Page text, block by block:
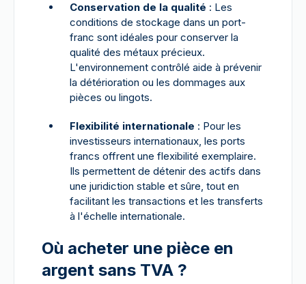
Conservation de la qualité : Les
conditions de stockage dans un port-
franc sont idéales pour conserver la
qualité des métaux précieux.
L'environnement contrôlé aide à prévenir
la détérioration ou les dommages aux
pièces ou lingots.
Flexibilité internationale : Pour les
investisseurs internationaux, les ports
francs offrent une flexibilité exemplaire.
Ils permettent de détenir des actifs dans
une juridiction stable et sûre, tout en
facilitant les transactions et les transferts
à l'échelle internationale.
Où acheter une pièce en
argent sans TVA ?